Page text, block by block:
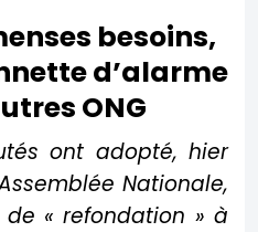
besoins,
d’alarme
ONG
ont adopté, hier
Nationale,
« refondation » à